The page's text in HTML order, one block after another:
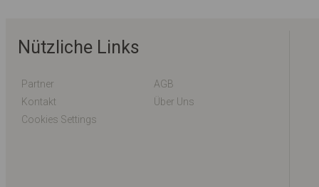
Nützliche Links
Partner
AGB
Kontakt
Über Uns
Cookies Settings